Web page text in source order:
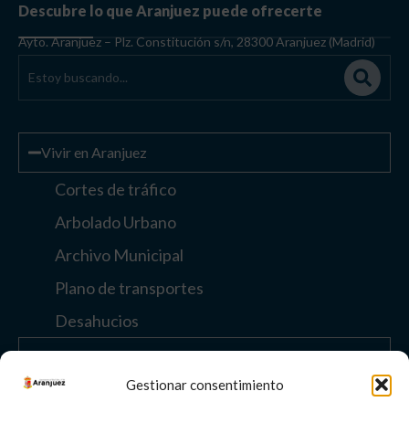
Gestionar consentimiento
Descubre lo que Aranjuez puede ofrecerte
Ayto. Aranjuez – Plz. Constitución s/n, 28300 Aranjuez (Madrid)
Vivir en Aranjuez
Cortes de tráfico
Arbolado Urbano
Archivo Municipal
Plano de transportes
Desahucios
Enlaces de interés